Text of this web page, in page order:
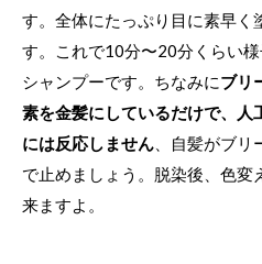
す。全体にたっぷり目に素早く
す。これで10分〜20分くらい
シャンプーです。ちなみにブリ
素を金髪にしているだけで、人
には反応しません 、自髪がブ
で止めましょう。脱染後、色変
来ますよ。